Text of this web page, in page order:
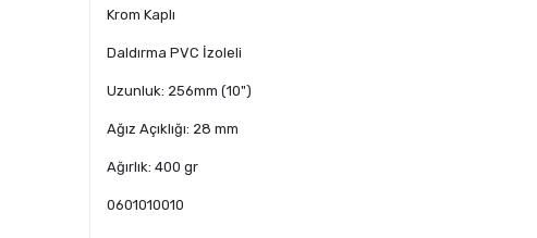
Krom Kaplı
Daldırma PVC İzoleli
Uzunluk: 256mm (10")
Ağız Açıklığı: 28 mm
Ağırlık: 400 gr
0601010010